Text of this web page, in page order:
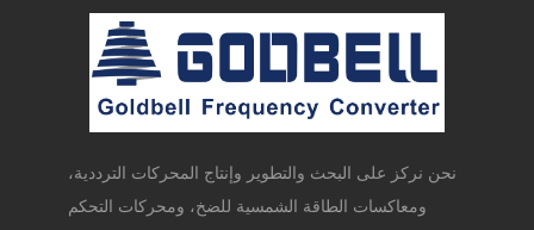
نحن نركز على البحث والتطوير وإنتاج المحركات الترددية،
ومعاكسات الطاقة الشمسية للضخ، ومحركات التحكم